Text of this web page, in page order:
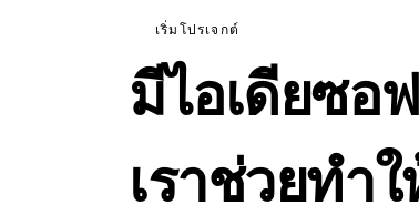
เริ่มโปรเจกต์
มีไอเดียซอ
เราช่วยทำ